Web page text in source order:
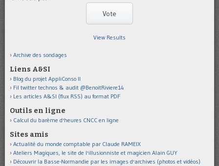
View Results
Archive des sondages
Liens A&SI
Blog du projet AppliConso II
Fil twitter technos & audit @BenoitRiviere14
Les articles A&SI (flux RSS) au format PDF
Outils en ligne
Calcul du barème d'heures CNCC en ligne
Sites amis
Actualité du monde comptable par Claude RAMEIX
Ateliers Magiques, le site de l'illusionniste et magicien Alain GUY
Découvrir la Basse-Normandie par les images d'archives (photos et vidéos)